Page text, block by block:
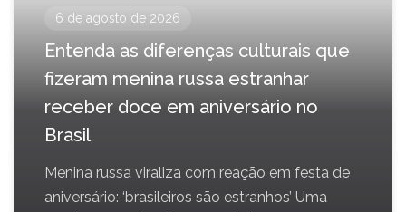
6 de agosto de 2026
Entenda as diferenças culturais que
fizeram menina russa estranhar
receber doce em aniversário no
Brasil
Menina russa viraliza com reação em festa de
aniversário: ‘brasileiros são estranhos’ Uma